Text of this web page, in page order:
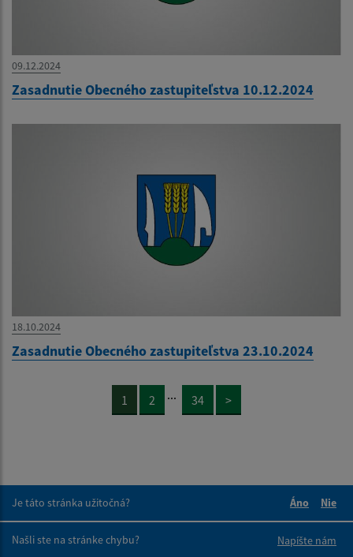
09.12.2024
Zasadnutie Obecného zastupiteľstva 10.12.2024
18.10.2024
Zasadnutie Obecného zastupiteľstva 23.10.2024
1 2 ... 34 >
Je táto stránka užitočná?
Áno
Nie
Našli ste na stránke chybu?
Napíšte nám